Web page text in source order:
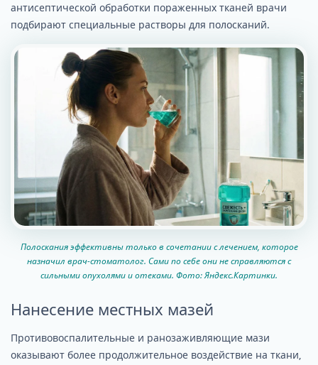
антисептической обработки пораженных тканей врачи
подбирают специальные растворы для полосканий.
Полоскания эффективны только в сочетании с лечением, которое
назначил врач-стоматолог. Сами по себе они не справляются с
сильными опухолями и отеками. Фото: Яндекс.Картинки.
Нанесение местных мазей
Противовоспалительные и ранозаживляющие мази
оказывают более продолжительное воздействие на ткани,